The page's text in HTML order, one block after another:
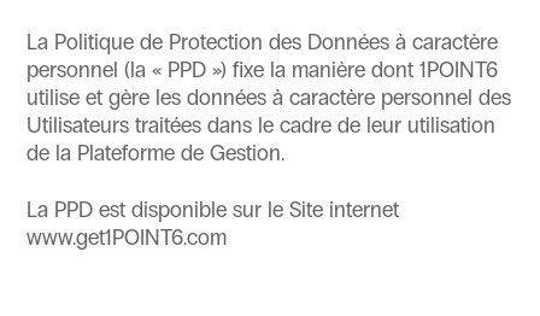
La Politique de Protection des Données à caractère
personnel (la « PPD ») fixe la manière dont 1POINT6
utilise et gère les données à caractère personnel des
Utilisateurs traitées dans le cadre de leur utilisation
de la Plateforme de Gestion.
La PPD est disponible sur le Site internet
www.get1POINT6.com